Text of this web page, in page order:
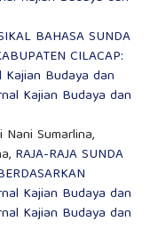
BAHASA SUNDA
CILACAP:
Kajian Budaya dan
Kajian Budaya dan
Sumarlina,
RAJA-RAJA SUNDA
Kajian Budaya dan
Kajian Budaya dan